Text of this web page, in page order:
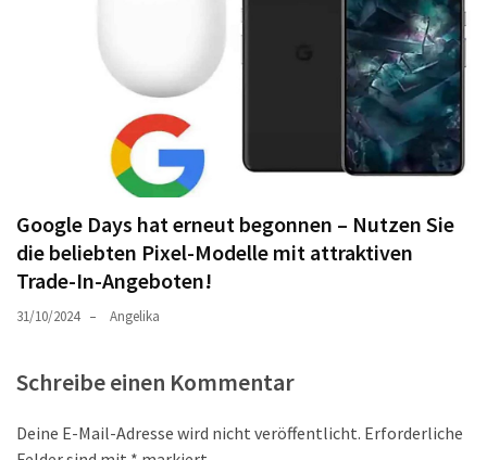
Google Days hat erneut begonnen – Nutzen Sie
die beliebten Pixel-Modelle mit attraktiven
Trade-In-Angeboten!
31/10/2024 Angelika
Schreibe einen Kommentar
Deine E-Mail-Adresse wird nicht veröffentlicht. Erforderliche